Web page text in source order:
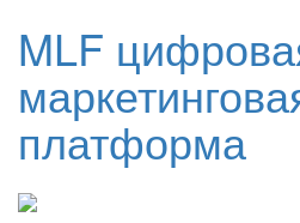
MLF
платформа